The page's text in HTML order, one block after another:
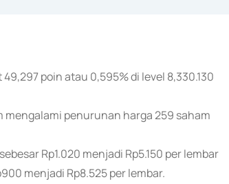
poin atau 0,595% di level 8,330.130
mengalami penurunan harga 259 saham
Rp1.020 menjadi Rp5.150 per lembar
menjadi Rp8.525 per lembar.